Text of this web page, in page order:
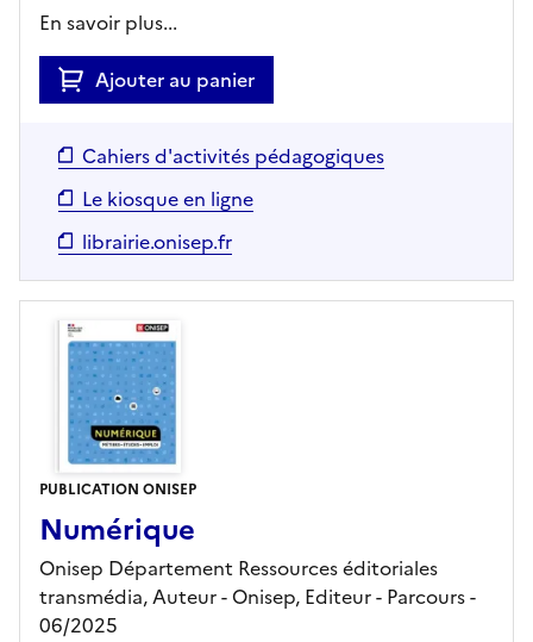
En savoir plus...
Ajouter au panier
Cahiers d'activités pédagogiques
Le kiosque en ligne
librairie.onisep.fr
PUBLICATION ONISEP
Numérique
Onisep Département Ressources éditoriales
transmédia, Auteur - Onisep, Editeur- Parcours-
06/2025